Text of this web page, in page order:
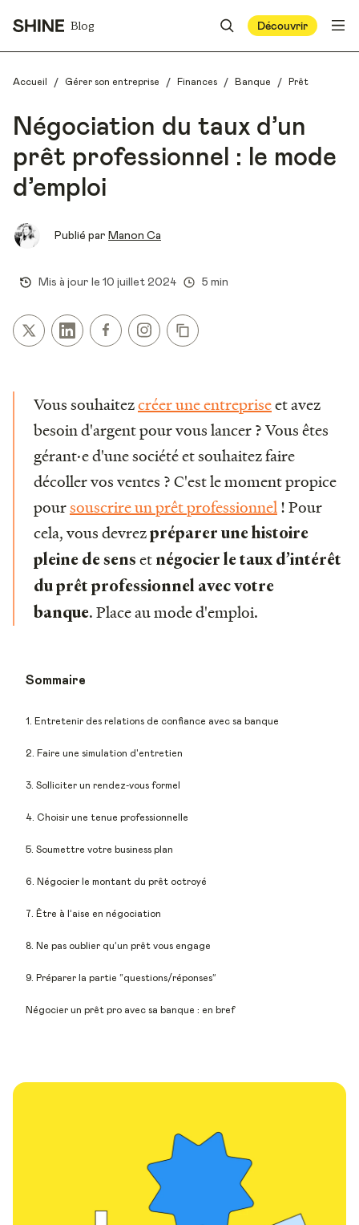
Blog Découvrir
Accueil / Gérer son entreprise / Finances / Banque / Prêt
Négociation du taux d’un
prêt professionnel : le mode
d’emploi
Publié par Manon Ca
Mis à jour le 10 juillet 2024 5 min
Vous souhaitezcréer une entrepriseet avez
besoin d'argent pour vous lancer ? Vous êtes
gérant·e d'une société et souhaitez faire
décoller vos ventes ? C'est le moment propice
poursouscrire un prêt professionnel! Pour
cela, vous devrezpréparer une histoire
pleine de sens et négocier le taux d’intérêt
du prêt professionnel avec votre
banque. Place au mode d'emploi.
Sommaire
1. Entretenir des relations de confiance avec sa banque
2. Faire une simulation d'entretien
3. Solliciter un rendez-vous formel
4. Choisir une tenue professionnelle
5. Soumettre votre business plan
6. Négocier le montant du prêt octroyé
7. Être à l’aise en négociation
8. Ne pas oublier qu’un prêt vous engage
9. Préparer la partie “questions/réponses”
Négocier un prêt pro avec sa banque : en bref